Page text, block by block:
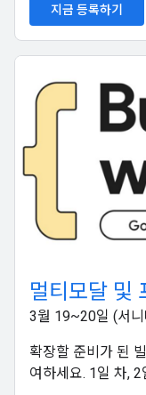
지금 등록하기
멀티모달 및
3월 19~20일 (서
확장할 준비가 된
여하세요. 1일 차,